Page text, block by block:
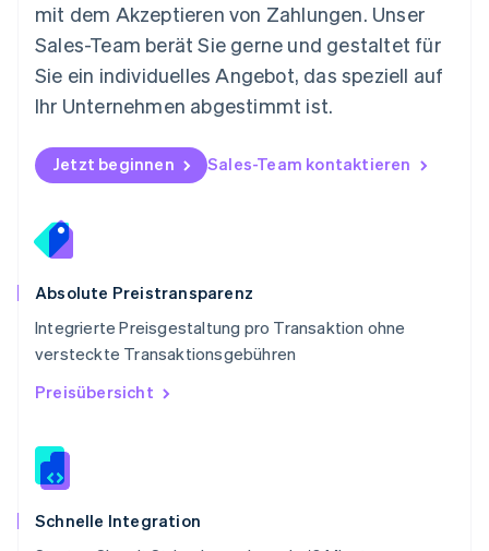
mit dem Akzeptieren von Zahlungen. Unser
Sales-Team berät Sie gerne und gestaltet für
Sie ein individuelles Angebot, das speziell auf
Ihr Unternehmen abgestimmt ist.
Jetzt beginnen Sales-Team kontaktieren
Absolute Preistransparenz
Integrierte Preisgestaltung pro Transaktion ohne
versteckte Transaktionsgebühren
Preisübersicht
Schnelle Integration
Polen
English
Portugal
Português English
Rumänien
Schweden
Svenska English
Deutsch
Singapur
English
Slowakei
Slowenien
EnglishItaliano
Sonderverwaltungsregion Hongkong,
Spanien
Thailand
ไทยEnglish